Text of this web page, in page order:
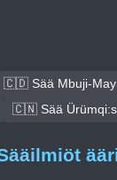
🇨🇩 Sää Mbuji-
🇨🇳 Sää